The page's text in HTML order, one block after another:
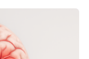
– unter